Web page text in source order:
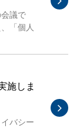
議で
「個人
施しま
バシー